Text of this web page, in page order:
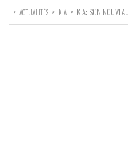
> ACTUALITÉS > KIA > KIA: SON